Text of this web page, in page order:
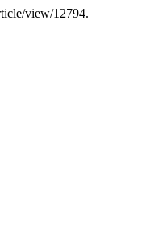
view/12794.